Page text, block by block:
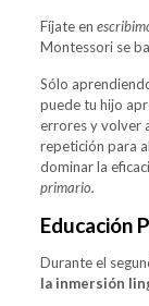
Fíjate en
Montessori se
Sólo
puede tu hijo
errores y volver
repetición para
dominar la
primario.
Educación
Durante el
la inmersión